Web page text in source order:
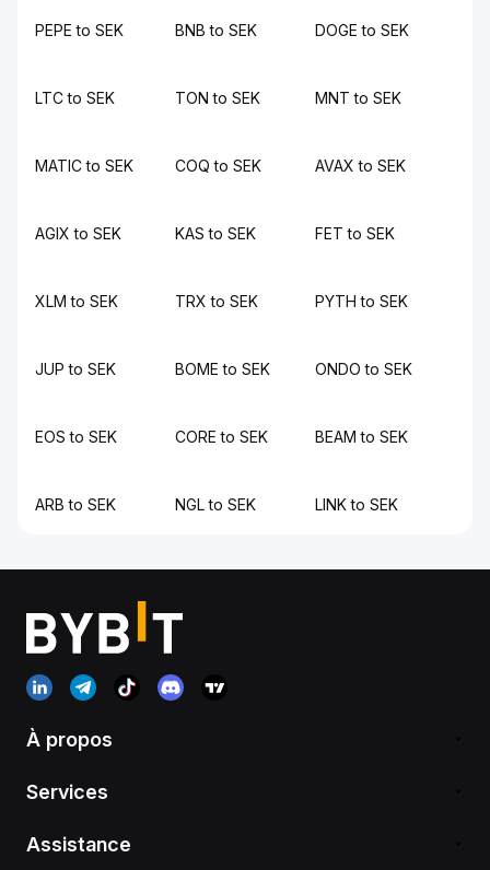
PEPE to SEK BNB to SEK DOGE to SEK
LTC to SEK TON to SEK MNT to SEK
MATIC to SEK COQ to SEK AVAX to SEK
AGIX to SEK KAS to SEK FET to SEK
XLM to SEK TRX to SEK PYTH to SEK
JUP to SEK BOME to SEK ONDO to SEK
EOS to SEK CORE to SEK BEAM to SEK
ARB to SEK NGL to SEK LINK to SEK
À propos
Services
Assistance